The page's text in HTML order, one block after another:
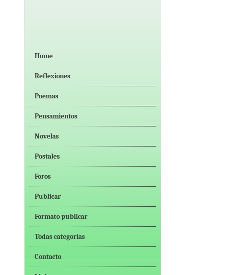
Home
Reflexiones
Poemas
Pensamientos
Novelas
Postales
Foros
Publicar
Formato publicar
Todas categorías
Contacto